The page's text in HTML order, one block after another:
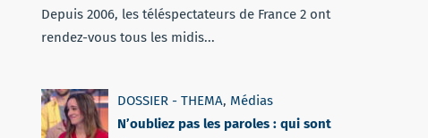
Depuis 2006, les téléspectateurs de France 2 ont
rendez-vous tous les midis...
DOSSIER - THEMA, Médias
N’oubliez pas les paroles : qui sont